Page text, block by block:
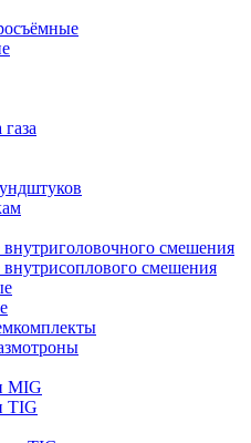
смешения
смешения
MIG
TIG